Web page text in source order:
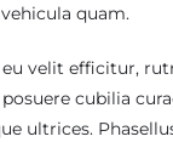
quam.
velit efficitur,
cubilia
ultrices.